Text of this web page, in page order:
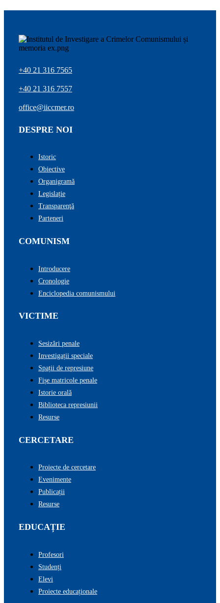
+40 21 316 7565
+40 21 316 7557
office@iiccmer.ro
DESPRE NOI
Istoric
Obiective
Organigramă
Legislație
Transparenţă
Parteneri
COMUNISM
Introducere
Cronologie
Enciclopedia comunismului
VICTIME
Sesizări penale
Investigații speciale
Spații de represiune
Fișe matricole penale
Istorie orală
Biblioteca represiunii
Resurse
CERCETARE
Proiecte de cercetare
Evenimente
Publicații
Resurse
EDUCAȚIE
Profesori
Studenți
Elevi
Proiecte educaționale